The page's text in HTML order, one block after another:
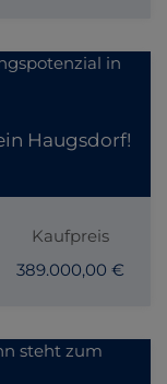
Haugsdorf!
Kaufpreis
389.000,00 €